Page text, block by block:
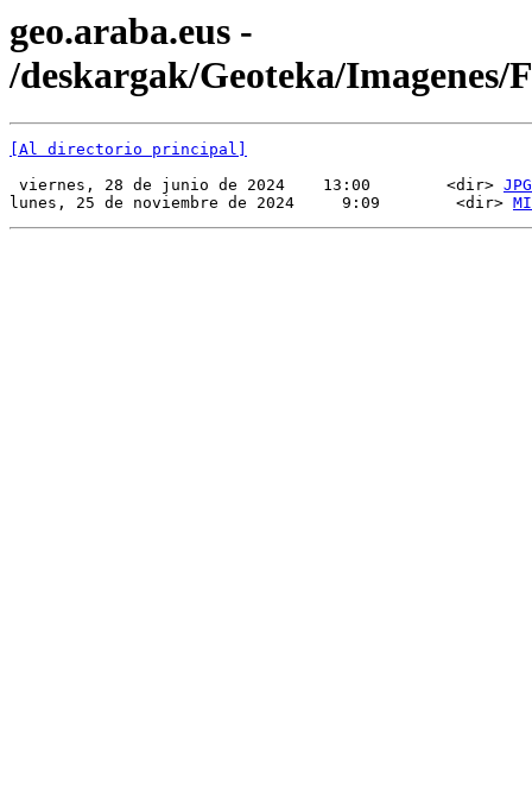
geo.araba.eus -
/deskargak/Geoteka/Imagenes/
[Al directorio principal]
viernes, 28 de junio de 2024    13:00        <dir> JPG
lunes, 25 de noviembre de 2024     9:09        <dir>